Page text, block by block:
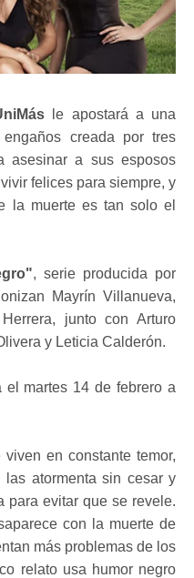
le apostará a una
creada por tres
asesinar a sus esposos
felices para siempre, y
la muerte es tan solo el
, serie producida por
Mayrín Villanueva,
junto con Arturo
y Leticia Calderón.
el martes 14 de febrero a
en constante temor,
atormenta sin cesar y
para evitar que se revele.
con la muerte de
más problemas de los
relato usa humor negro